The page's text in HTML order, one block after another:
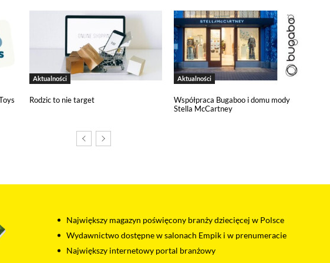
Aktualności
Rodzic to nie target
Aktualności
Współpraca Bugaboo i domu mody
Stella McCartney
Największy magazyn poświęcony branży dziecięcej w Polsce
Wydawnictwo dostępne w salonach Empik i w prenumeracie
Największy internetowy portal branżowy
kampanii reklamowych prowadzonych z wykorzystaniem Google Ads. Jeżeli
Google.
narzędzia do zarządzania relacjami z klientami. Salesflare używa plików cookies, aby
z naszą stroną oraz z naszym zespołem sprzedaży. Dane te pomagają nam lepiej
działania do Twoich potrzeb. Jeżeli sobie tego nie życzysz, możesz wyłączyć pliki
są multimedia z serwisów YouTube i Vimeo. Odtwarzacze tych serwisów